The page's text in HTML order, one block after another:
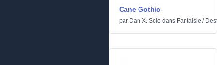
Cane Gothic
par Dan X. Solo dans Fantaisie /